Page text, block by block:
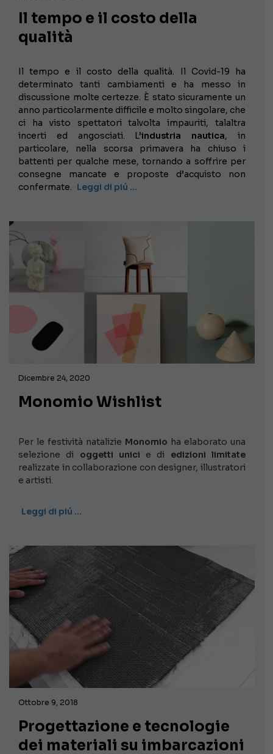
Il tempo e il costo della
qualità
Il tempo e il costo della qualità. Il Covid-19 ha
determinato tanti cambiamenti e ha messo in
discussione molte certezze. È stato sicuramente un
anno particolarmente difficile e molto singolare, che
ci ha visto spettatori talvolta impauriti, talaltra
incerti ed angosciati. L’industria nautica, in
particolare, nella scorsa primavera ha chiuso i
battenti per qualche mese, tornando a soffrire per
consegne mancate e proposte d’acquisto non
confermate. Leggi di piú …
Dicembre 24, 2020
Monomio Wishlist
Per le festività natalizie Monomio ha elaborato una
selezione di oggetti unici e di edizioni limitate
realizzate in collaborazione con designer, illustratori
e artisti.
Leggi di piú …
Ottobre 9, 2018
Progettazione e tecnologie
dei materiali su imbarcazioni